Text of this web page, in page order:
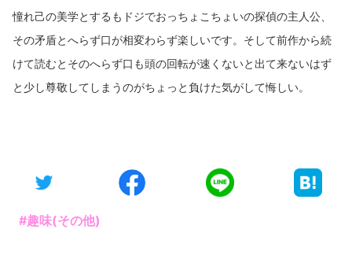
憧れ己の美学とするもドジでおっちょこちょいの探偵の主人公、
その矛盾とへらず口が相変わらず楽しいです。そして前作から続
けて読むとそのへらず口も頭の回転が速くないと出て来ないはず
と少し尊敬してしまうのがちょっと負けた気がして悔しい。
#趣味(その他)